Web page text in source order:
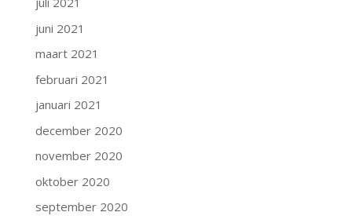
juni 2021
maart 2021
februari 2021
januari 2021
december 2020
november 2020
oktober 2020
september 2020